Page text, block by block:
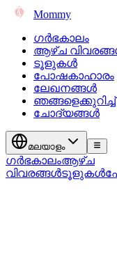
Mommy
ഗർഭകാലം
ആഴ്ച
ടൂളുകൾ
പോഷകാഹാരം
ലേഖനങ്ങൾ
ഞങ്ങളെക്കുറിച്ച്
ചോദ്യങ്ങൾ
മലയാളം
ഗർഭകാലംആഴ്ച
വിവരങ്ങൾടൂളുകൾ